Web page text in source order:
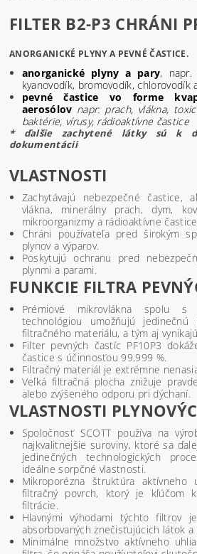
FILTER B2-P3 CHRÁNI
ANORGANICKÉ PLYNY A PEVNÉ ČASTICE.
anorganické plyny a pary, napr.
kyanovodík, bromovodík, chlorovodík
pevné častice vo forme
aerosólov napr:prach, vlákna,
baktérie, vírusy, rádioaktívne častice
* ďalšie zachytené látky sú k
dokumentácii
VLASTNOSTI
Zachytávajú nebezpečné častice,
vlákna, minerálny prach, dym,
mikroorganizmy a rádioaktívne častice.
Chráni používateľa pred širokým
plynov a výparov.
Poskytujú ochranu pred
plynmi a parami.
FUNKCIE FILTRA
Prémiové mikrovlákna spolu s
technológiou umožňujú jedinečnú
filtračného materiálu, a tým aj
Filter pevných častíc PF10P3
častice s účinnosťou 99,999 %.
Filtračný materiál je extrémne
Veľká filtračná plocha znižuje
alebo zvýšeného odporu pri dýchaní.
VLASTNOSTI
Spoločnosť SCOTT používa na
najkvalitnejšie suroviny, ktoré sa
jedinečných technologických
ideálne sorpčné vlastnosti.
Mikroporézna štruktúra aktívneho
filtračný povrch, ktorý je kľúčom
filtrácie.
Hlavnými výhodami týchto filtrov
absorbovaných znečisťujúcich látok a
Minimálne množstvo aktívneho